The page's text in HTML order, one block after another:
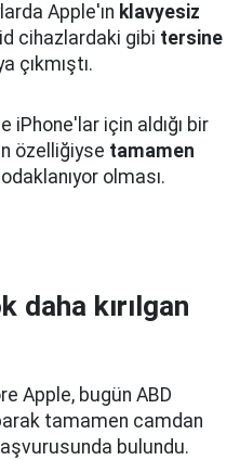
Apple'ın klavyesiz
cihazlardaki gibi tersine
çıkmıştı.
iPhone'lar için aldığı bir
özelliğiyse tamamen
olması.
daha kırılgan
Apple, bugün ABD
tamamen camdan
bulundu.